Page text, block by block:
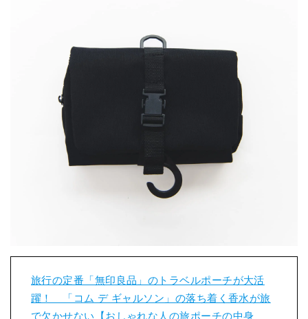
旅行の定番「無印良品」のトラベルポーチが大活
躍！ 「コム デ ギャルソン」の落ち着く香水が旅
で欠かせない【おしゃれな人の旅ポーチの中身